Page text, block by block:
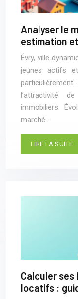
Analyser le
estimation
Évry, ville
jeunes actifs
l’attractivité
immobiliers.
marché…
LIRE LA SUITE
Calculer ses
locatifs :